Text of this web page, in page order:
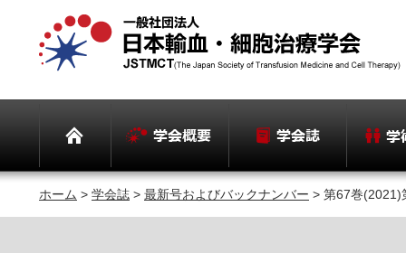
ホーム > 学会誌 > 最新号およびバックナンバー > 第67巻